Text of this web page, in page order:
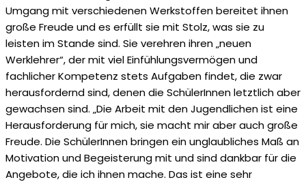
Umgang mit verschiedenen Werkstoffen bereitet ihnen
große Freude und es erfüllt sie mit Stolz, was sie zu
leisten im Stande sind. Sie verehren ihren „neuen
Werklehrer“, der mit viel Einfühlungsvermögen und
fachlicher Kompetenz stets Aufgaben findet, die zwar
herausfordernd sind, denen die SchülerInnen letztlich aber
gewachsen sind. „Die Arbeit mit den Jugendlichen ist eine
Herausforderung für mich, sie macht mir aber auch große
Freude. Die SchülerInnen bringen ein unglaubliches Maß an
Motivation und Begeisterung mit und sind dankbar für die
Angebote, die ich ihnen mache. Das ist eine sehr